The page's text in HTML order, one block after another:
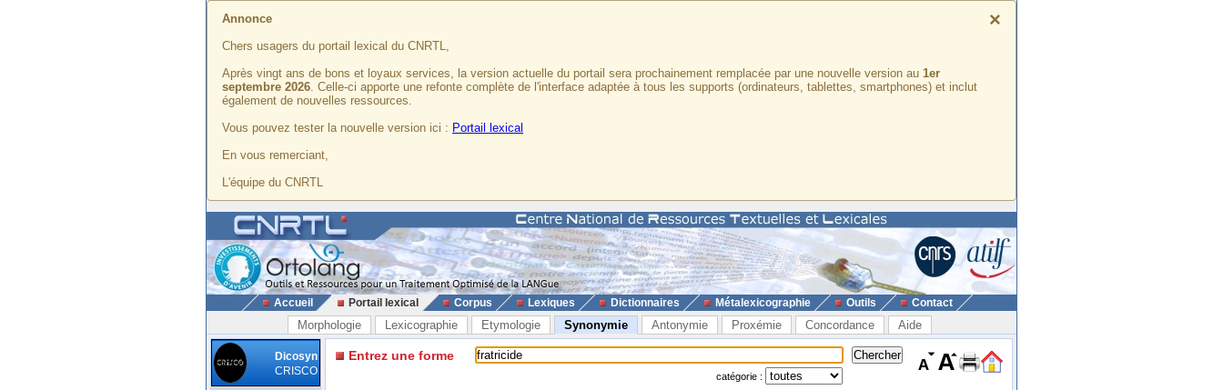
×
Annonce
Chers usagers du portail lexical du CNRTL,
Après vingt ans de bons et loyaux services, la version actuelle du portail sera prochainement remplacée par une nouvelle version au 1er
septembre 2026. Celle-ci apporte une refonte complète de l'interface adaptée à tous les supports (ordinateurs, tablettes, smartphones) et inclut
également de nouvelles ressources.
Vous pouvez tester la nouvelle version ici : Portail lexical
En vous remerciant,
L'équipe du CNRTL
Accueil Portail lexical Corpus Lexiques Dictionnaires Métalexicographie Outils Contact
Morphologie Lexicographie Etymologie Synonymie Antonymie Proxémie Concordance Aide
Dicosyn
CRISCO
Entrez une forme
catégorie :